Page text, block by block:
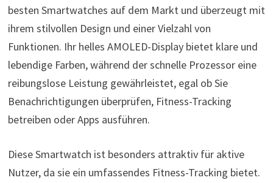
besten Smartwatches auf dem Markt und überzeugt mit
ihrem stilvollen Design und einer Vielzahl von
Funktionen. Ihr helles AMOLED-Display bietet klare und
lebendige Farben, während der schnelle Prozessor eine
reibungslose Leistung gewährleistet, egal ob Sie
Benachrichtigungen überprüfen, Fitness-Tracking
betreiben oder Apps ausführen.
Diese Smartwatch ist besonders attraktiv für aktive
Nutzer, da sie ein umfassendes Fitness-Tracking bietet.